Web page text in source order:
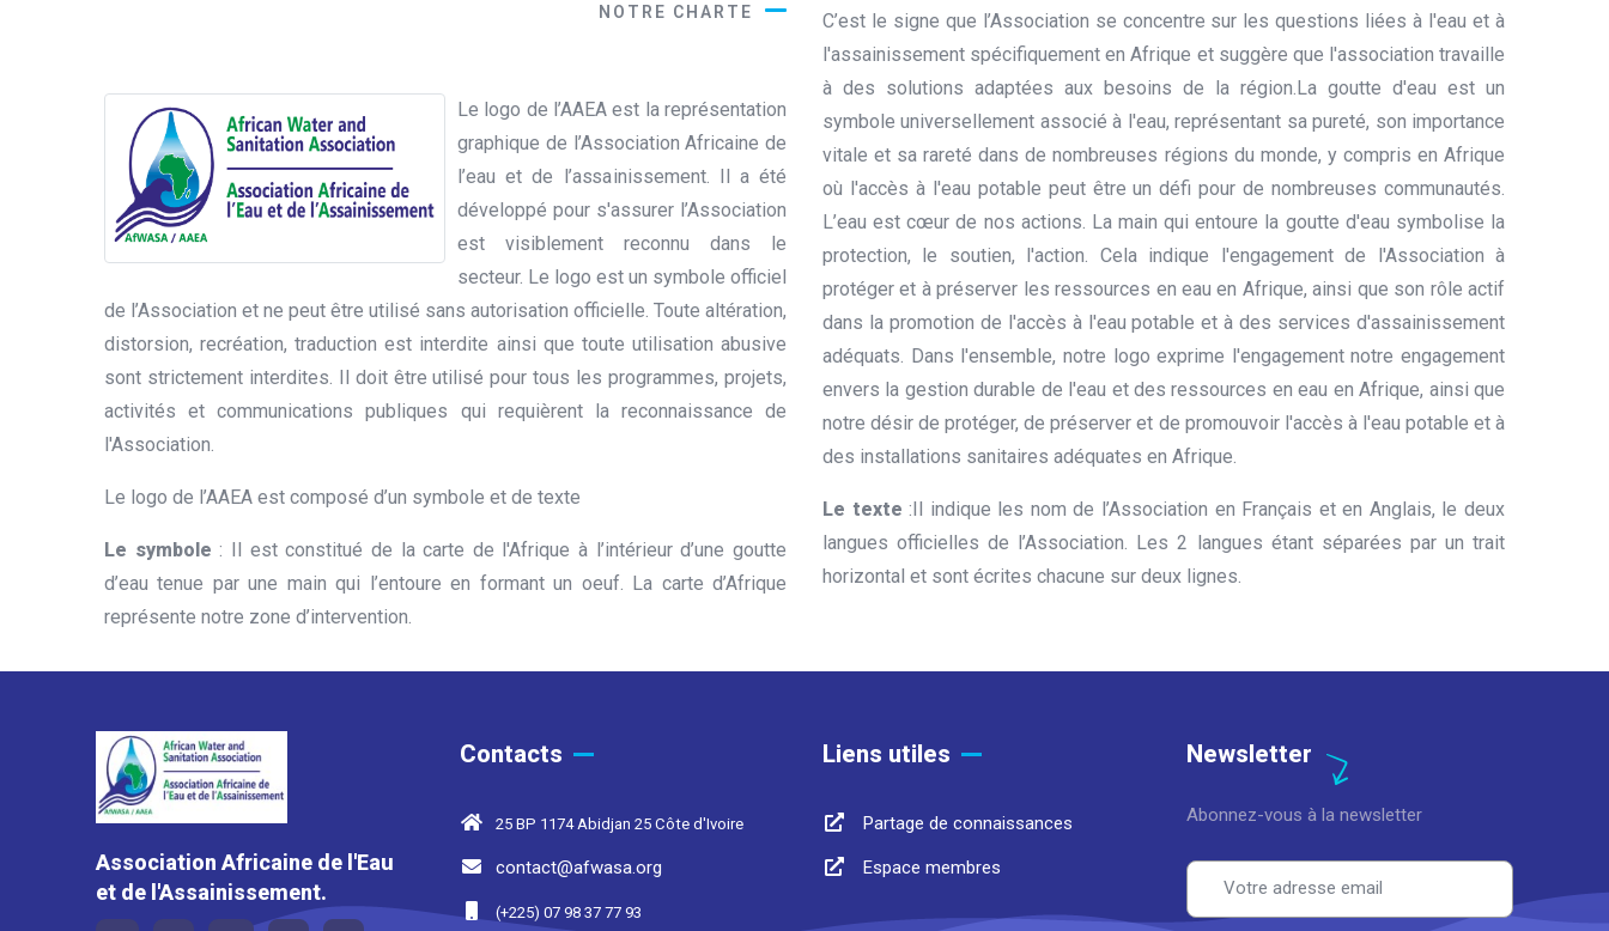
NOTRE CHARTE
Le logo de l’AAEA est la représentation
graphique de l’Association Africaine de
l’eau et de l’assainissement. Il a été
développé pour s'assurer l’Association
est visiblement reconnu dans le
secteur. Le logo est un symbole officiel
de l’Association et ne peut être utilisé sans autorisation officielle. Toute altération,
distorsion, recréation, traduction est interdite ainsi que toute utilisation abusive
sont strictement interdites. Il doit être utilisé pour tous les programmes, projets,
activités et communications publiques qui requièrent la reconnaissance de
l'Association.
Le logo de l’AAEA est composé d’un symbole et de texte
Le symbole : Il est constitué de la carte de l'Afrique à l’intérieur d’une goutte
d’eau tenue par une main qui l’entoure en formant un oeuf. La carte d’Afrique
représente notre zone d’intervention.
C’est le signe que l’Association se concentre sur les questions liées à l'eau et à
l'assainissement spécifiquement en Afrique et suggère que l'association travaille
à des solutions adaptées aux besoins de la région.La goutte d'eau est un
symbole universellement associé à l'eau, représentant sa pureté, son importance
vitale et sa rareté dans de nombreuses régions du monde, y compris en Afrique
où l'accès à l'eau potable peut être un défi pour de nombreuses communautés.
L’eau est cœur de nos actions. La main qui entoure la goutte d'eau symbolise la
protection, le soutien, l'action. Cela indique l'engagement de l'Association à
protéger et à préserver les ressources en eau en Afrique, ainsi que son rôle actif
dans la promotion de l'accès à l'eau potable et à des services d'assainissement
adéquats. Dans l'ensemble, notre logo exprime l'engagement notre engagement
envers la gestion durable de l'eau et des ressources en eau en Afrique, ainsi que
notre désir de protéger, de préserver et de promouvoir l'accès à l'eau potable et à
des installations sanitaires adéquates en Afrique.
Le texte :Il indique les nom de l’Association en Français et en Anglais, le deux
langues officielles de l’Association. Les 2 langues étant séparées par un trait
horizontal et sont écrites chacune sur deux lignes.
Association Africaine de l'Eau
et de l'Assainissement.
Contacts
25 BP 1174 Abidjan 25 Côte d'Ivoire
contact@afwasa.org
(+225) 07 98 37 77 93
Liens utiles
Partage de connaissances
Espace membres
Newsletter
Abonnez-vous à la newsletter
Email